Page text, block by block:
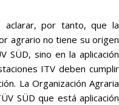
aclarar, por tanto, que la
agrario no tiene su origen
SÜD, sino en la aplicación
ITV deben cumplir
La Organización Agraria
SÜD que está aplicación